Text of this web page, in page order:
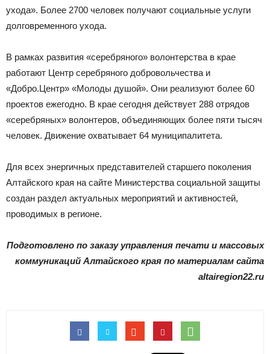
ухода». Более 2700 человек получают социальные услуги
долговременного ухода.
В рамках развития «серебряного» волонтерства в крае
работают Центр серебряного добровольчества и
«Добро.Центр» «Молоды душой». Они реализуют более 60
проектов ежегодно. В крае сегодня действует 288 отрядов
«серебряных» волонтеров, объединяющих более пяти тысяч
человек. Движение охватывает 64 муниципалитета.
Для всех энергичных представителей старшего поколения
Алтайского края на сайте Министерства социальной защиты
создан раздел актуальных мероприятий и активностей,
проводимых в регионе.
Подготовлено по заказу управления печати и массовых
коммуникаций Алтайского края по материалам сайта
altairegion22.ru